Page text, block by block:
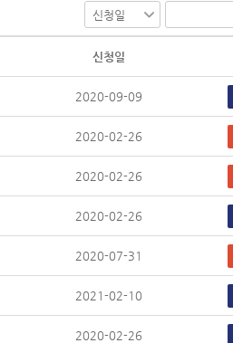
신청일
2020-09-09
2020-02-26
2020-02-26
2020-02-26
2020-07-31
2021-02-10
2020-02-26